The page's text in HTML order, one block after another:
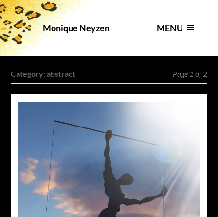
Monique Neyzen MENU
Category:abstract Page 1 of 2